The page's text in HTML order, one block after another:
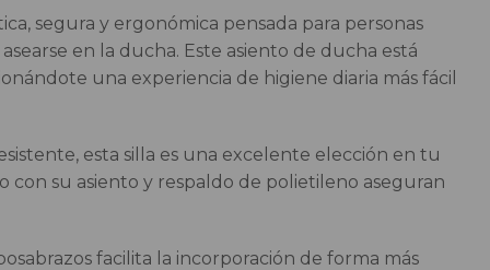
segura y ergonómica pensada para personas
en la ducha. Este asiento de ducha está
una experiencia de higiene diaria más fácil
esta silla es una excelente elección en tu
su asiento y respaldo de polietileno aseguran
facilita la incorporación de forma más